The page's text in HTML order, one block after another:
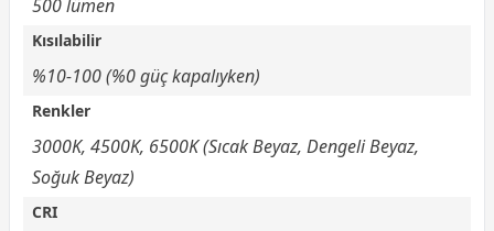
500 lümen
Kısılabilir
%10-100 (%0 güç kapalıyken)
Renkler
3000K, 4500K, 6500K (Sıcak Beyaz, Dengeli Beyaz,
Soğuk Beyaz)
CRI